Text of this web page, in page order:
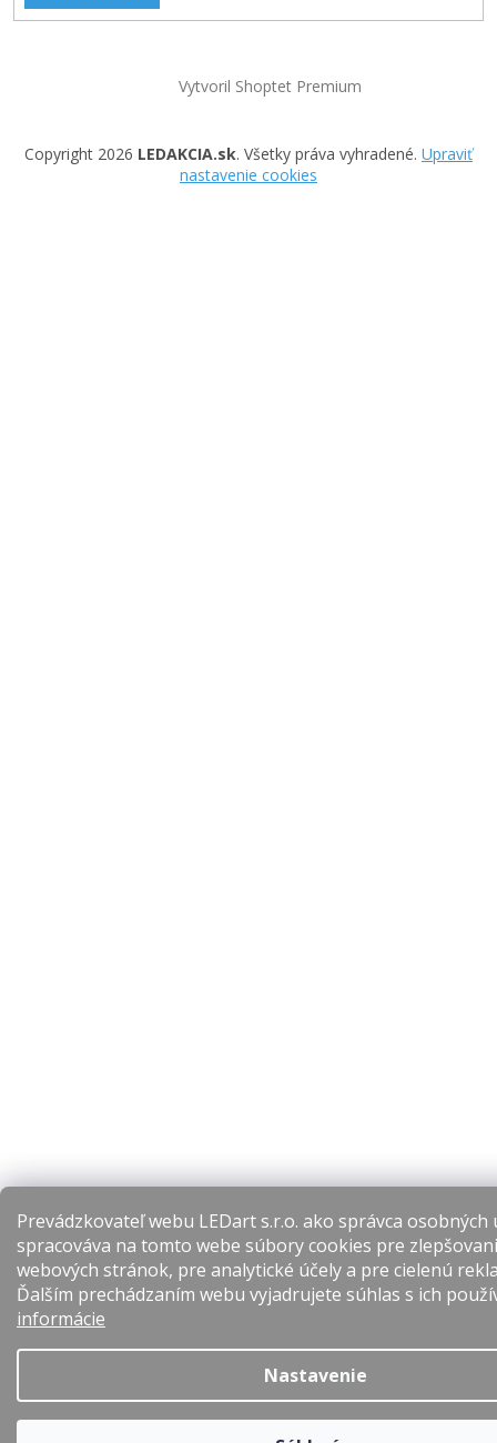
Prevádzkovateľ webu LEDart s.r.o. ako správca osobných
spracováva na tomto webe súbory cookies pre
webových stránok, pre analytické účely a pre cielenú
Ďalším prechádzaním webu vyjadrujete súhlas s ich
informácie
Nastavenie
Vytvoril Shoptet Premium
Copyright 2026 LEDAKCIA.sk. Všetky práva vyhradené. Upraviť
nastavenie cookies